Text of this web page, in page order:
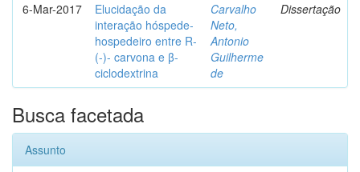
6-Mar-2017
Elucidação da
interação hóspede-
hospedeiro entre R-
(-)- carvona e β-
ciclodextrina
Carvalho
Neto,
Antonio
Guilherme
de
Dissertação
Busca facetada
Assunto